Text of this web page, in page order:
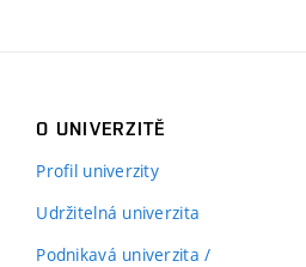
O UNIVERZITĚ
Profil univerzity
Udržitelná univerzita
Podnikavá univerzita /